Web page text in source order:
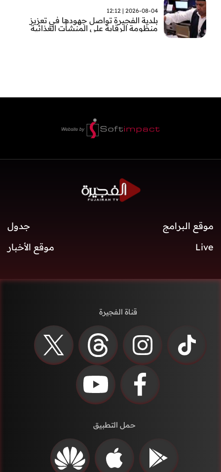
2026-08-04 | 12:12
بلدية الفجيرة تواصل جهودها في تعزيز
منظومة الرقابة على المنشأت الغذائية
موقع البرامج
جدول
Live
موقع الأخبار
قناة الفجيرة
حمل التطبيق